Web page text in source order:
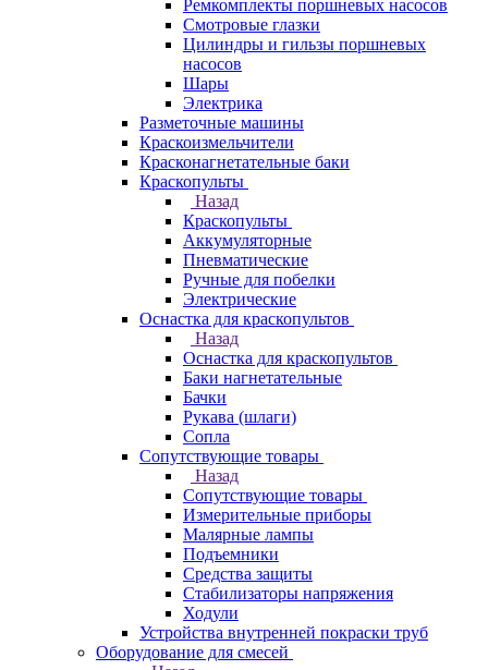
Ремкомплекты поршневых насосов
Смотровые глазки
Цилиндры и гильзы поршневых
насосов
Шары
Электрика
Разметочные машины
Краскоизмельчители
Красконагнетательные баки
Краскопульты
Назад
Краскопульты
Аккумуляторные
Пневматические
Ручные для побелки
Электрические
Оснастка для краскопультов
Назад
Оснастка для краскопультов
Баки нагнетательные
Бачки
Рукава (шлаги)
Сопла
Сопутствующие товары
Назад
Сопутствующие товары
Измерительные приборы
Малярные лампы
Подъемники
Средства защиты
Стабилизаторы напряжения
Ходули
Устройства внутренней покраски труб
Оборудование для смесей